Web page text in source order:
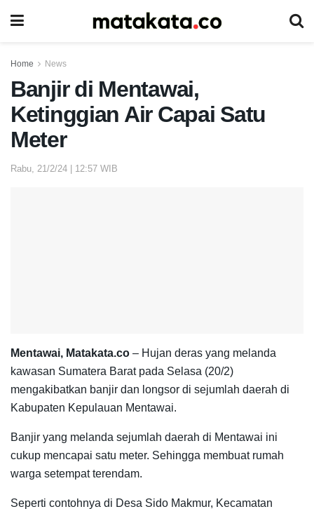
Home News
Banjir di Mentawai,
Ketinggian Air Capai Satu
Meter
Rabu, 21/2/24 | 12:57 WIB
Mentawai, Matakata.co – Hujan deras yang melanda
kawasan Sumatera Barat pada Selasa (20/2)
mengakibatkan banjir dan longsor di sejumlah daerah di
Kabupaten Kepulauan Mentawai.
Banjir yang melanda sejumlah daerah di Mentawai ini
cukup mencapai satu meter. Sehingga membuat rumah
warga setempat terendam.
Seperti contohnya di Desa Sido Makmur, Kecamatan